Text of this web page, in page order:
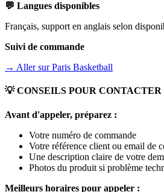
💬 Langues disponibles
Français, support en anglais selon
Suivi de commande
→ Aller surParis Basketball
💡 CONSEILS POUR CONTACTER
Avant d'appeler, préparez :
Votre numéro de commande
Votre référence client ou email de
Une description claire de votre
Photos du produit si problème
Meilleurs horaires pour appeler :